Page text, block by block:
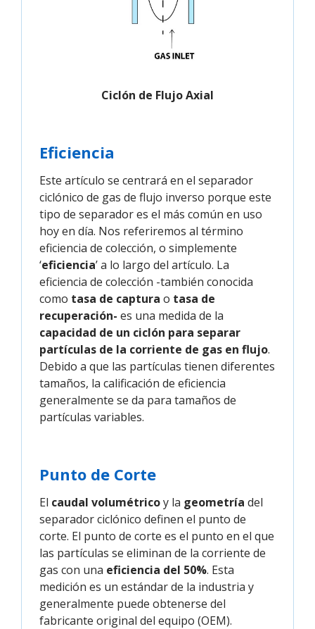
Ciclón de Flujo Axial
Eficiencia
Este artículo se centrará en el separador
ciclónico de gas de flujo inverso porque este
tipo de separador es el más común en uso
hoy en día. Nos referiremos al término
eficiencia de colección, o simplemente
‘eficiencia’ a lo largo del artículo. La
eficiencia de colección -también conocida
como tasa de captura o tasa de
recuperación- es una medida de la
capacidad de un ciclón para separar
partículas de la corriente de gas en flujo.
Debido a que las partículas tienen diferentes
tamaños, la calificación de eficiencia
generalmente se da para tamaños de
partículas variables.
Punto de Corte
El caudal volumétricoy la geometría del
separador ciclónico definen el punto de
corte. El punto de corte es el punto en el que
las partículas se eliminan de la corriente de
gas con una eficiencia del 50%. Esta
medición es un estándar de la industria y
generalmente puede obtenerse del
fabricante original del equipo (OEM).